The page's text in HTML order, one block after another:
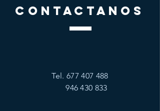
CONTACTANOS
Tel.677 407 488
946 430 833